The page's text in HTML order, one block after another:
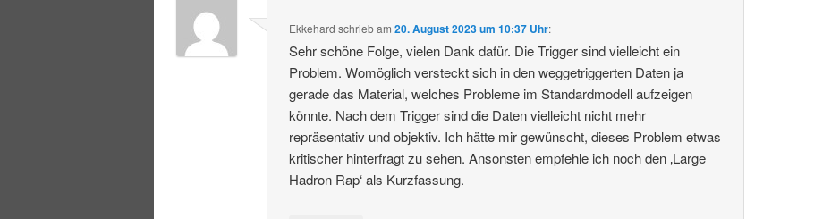
Ekkehard schriebam20. August 2023 um 10:37 Uhr:
Sehr schöne Folge, vielen Dank dafür. Die Trigger sind vielleicht ein
Problem. Womöglich versteckt sich in den weggetriggerten Daten ja
gerade das Material, welches Probleme im Standardmodell aufzeigen
könnte. Nach dem Trigger sind die Daten vielleicht nicht mehr
repräsentativ und objektiv. Ich hätte mir gewünscht, dieses Problem etwas
kritischer hinterfragt zu sehen. Ansonsten empfehle ich noch den ‚Large
Hadron Rap‘ als Kurzfassung.